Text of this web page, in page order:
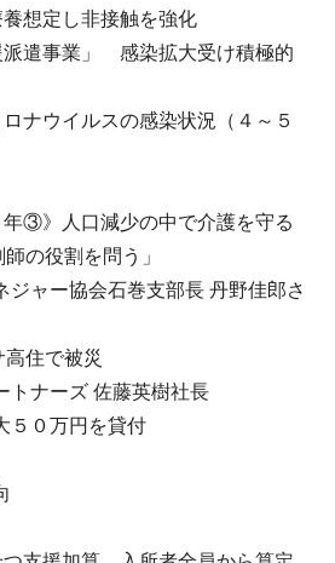
想定し非接触を強化
遣事業」 感染拡大受け積極的
ナウイルスの感染状況（４～５
③》人口減少の中で介護を守る
の役割を問う」
ー協会石巻支部長 丹野佳郎さ
住で被災
ーズ 佐藤英樹社長
０万円を貸付